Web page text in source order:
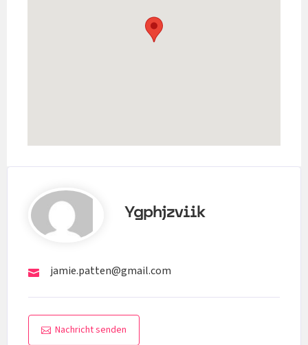
Ygphjzviik
jamie.patten@gmail.com
Nachricht senden